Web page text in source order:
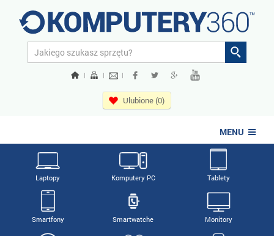
| | |
Ulubione (0)
MENU
Laptopy Komputery PC Tablety
Smartfony Smartwatche Monitory